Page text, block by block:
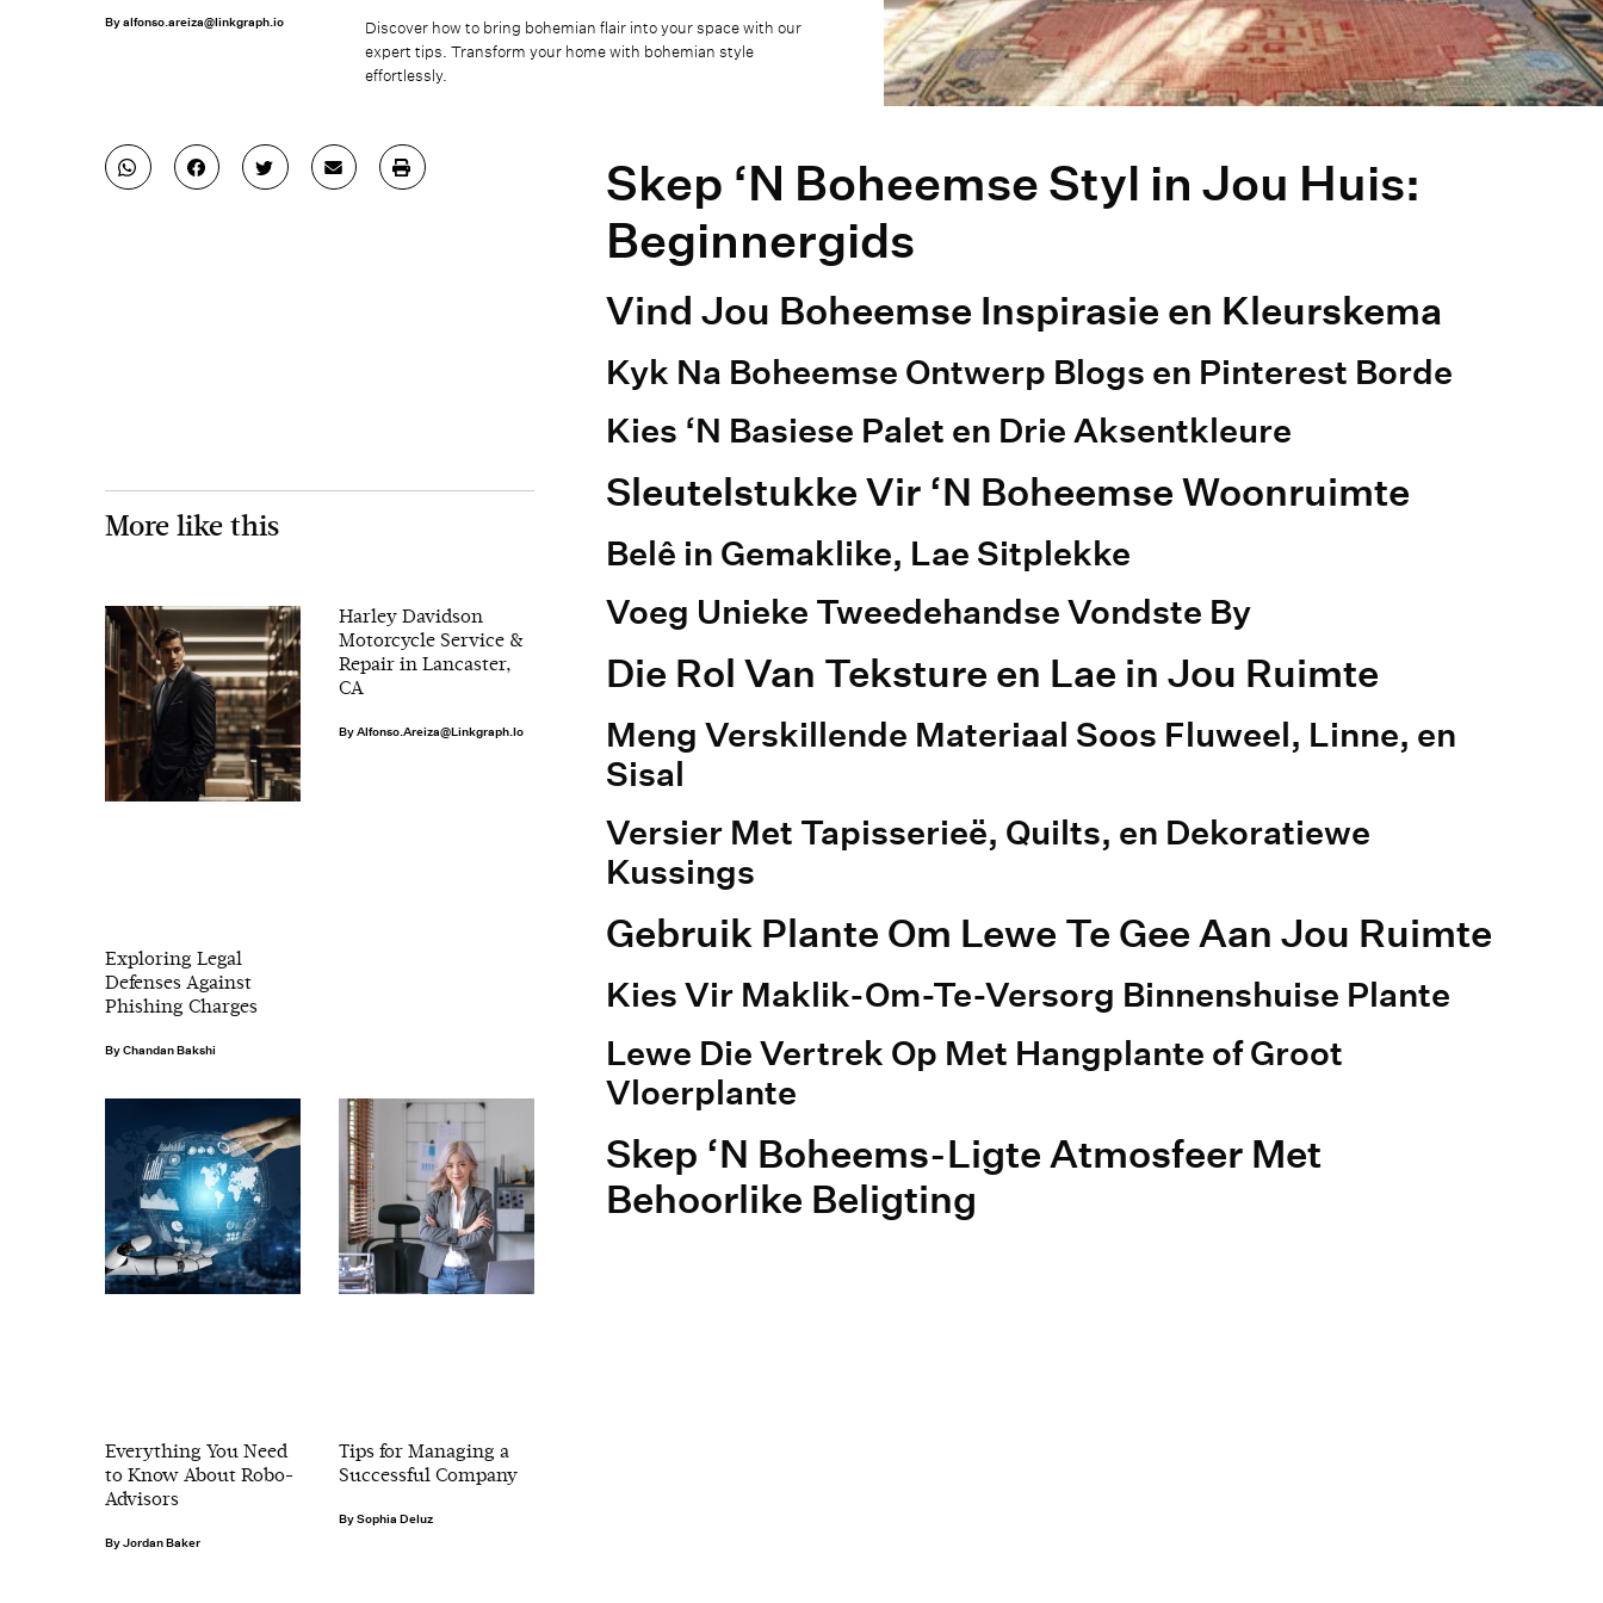
Discover how to bring bohemian flair into your space with our
expert tips. Transform your home with bohemian style
effortlessly.
Byalfonso.areiza@linkgraph.io
More like this
Exploring Legal
Defenses Against
Phishing Charges
Chandan Bakshi
Harley Davidson
Motorcycle Service &
Repair in Lancaster,
CA
Alfonso.areiza@linkgraph.io
Everything You Need
to Know About Robo-
Advisors
Jordan Baker
Tips for Managing a
Successful Company
Sophia Deluz
Skep ‘N Boheemse Styl in Jou Huis:
Beginnergids
Vind Jou Boheemse Inspirasie en Kleurskema
Kyk Na Boheemse Ontwerp Blogs en Pinterest Borde
Kies ‘N Basiese Palet en Drie Aksentkleure
Sleutelstukke Vir ‘N Boheemse Woonruimte
Belê in Gemaklike, Lae Sitplekke
Voeg Unieke Tweedehandse Vondste By
Die Rol Van Teksture en Lae in Jou Ruimte
Meng Verskillende Materiaal Soos Fluweel, Linne, en
Sisal
Versier Met Tapisserieë, Quilts, en Dekoratiewe
Kussings
Gebruik Plante Om Lewe Te Gee Aan Jou Ruimte
Kies Vir Maklik-Om-Te-Versorg Binnenshuise Plante
Lewe Die Vertrek Op Met Hangplante of Groot
Vloerplante
Skep ‘N Boheems-Ligte Atmosfeer Met
Behoorlike Beligting